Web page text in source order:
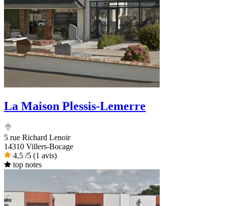
La Maison Plessis-Lemerre
5 rue Richard Lenoir
14310 Villers-Bocage
4,5 /5 (1 avis)
top notes